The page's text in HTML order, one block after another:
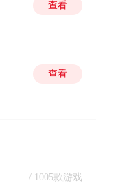
查看
查看
/ 1005款游戏